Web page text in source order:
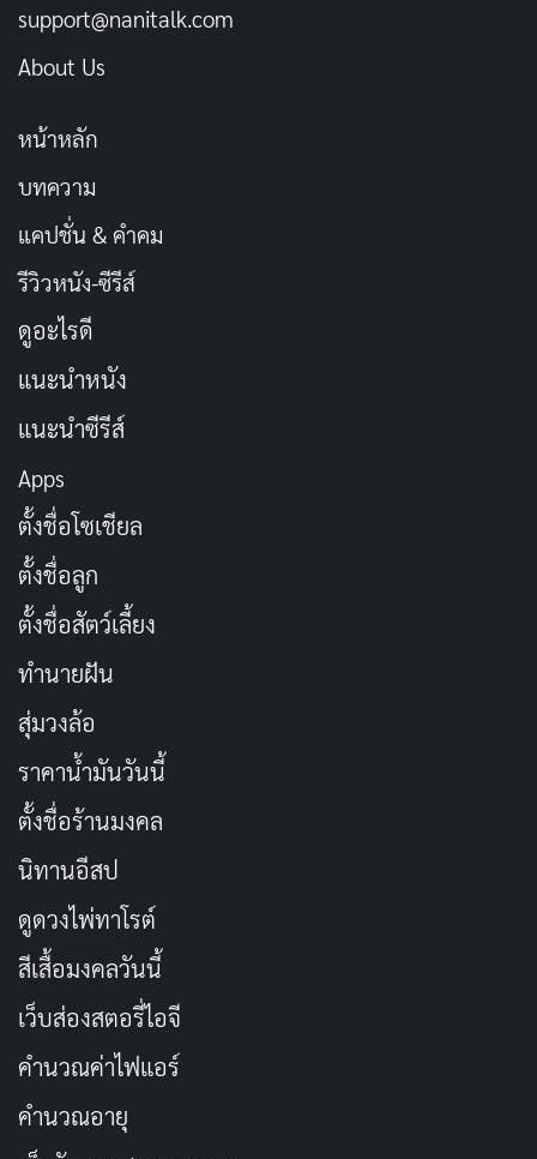
บทความที่เกี่ยวข้อง
Falcon ได้รับการออกแบบมาให้ทำงานร่วมกับระบบปฏิบัติ
การ Windows ได้อย่างลงตัว ซึ่งเป็นระบบปฏิบัติการที่ใช้กัน
อย่างแพร่หลายในองค์กรทั่วโลก การทำงานร่วมกันอย่าง
ใกล้ชิดนี้ช่วยให้ Falcon สามารถตรวจจับและป้องกันภัย
คุกคามได้อย่างมีประสิทธิภาพ แต่ในขณะเดียวกัน ก็ทำให้
เกิดความเสี่ยงหากมีข้อผิดพลาดเกิดขึ้น
วิกฤติที่ไม่มีใครคาดคิด
เช้าวันศุกร์ที่ 19 กรกฎาคม 2024 โลกต้องตกตะลึงเมื่อ
การบินชั้นนำ สถานีโทรทัศน์ ธนาคาร และบริการสำคัญอื่น
ๆ ทั่วโลกต้องหยุดชะงักลงอย่างกะทันหัน
อัปเดตซอฟต์แวร์ของ CrowdStrike ที่ผิดพลาด ส่งผลให้
เครื่องคอมพิวเตอร์ที่ใช้ระบบปฏิบัติการ Windows จำนวน
มากไม่สามารถเปิดใช้งานได้ และแสดงหน้าจอสีน้ำเงิน หรือ
ที่รู้จักกันในชื่อ “Blue Screen of Death”
ความผิดพลาดนี้เกิดขึ้นจากการอัปเดตเนื้อหาเพียงครั้ง
เดียวสำหรับเครื่องที่ใช้ Windows โดยการอัปเดตดังกล่าว
ได้ติดตั้งซอฟต์แวร์ที่มีข้อบกพร่องลงในระบบปฏิบัติการ
support@nanitalk.com
About Us
หน้าหลัก
บทความ
แคปชั่น & คำคม
รีวิวหนัง-ซีรีส์
ดูอะไรดี
แนะนำหนัง
แนะนำซีรีส์
Apps
ตั้งชื่อโซเชียล
ตั้งชื่อลูก
ตั้งชื่อสัตว์เลี้ยง
ทำนายฝัน
สุ่มวงล้อ
ราคาน้ำมันวันนี้
ตั้งชื่อร้านมงคล
นิทานอีสป
ดูดวงไพ่ทาโรต์
สีเสื้อมงคลวันนี้
เว็บส่องสตอรี่ไอจี
คำนวณค่าไฟแอร์
คำนวณอายุ